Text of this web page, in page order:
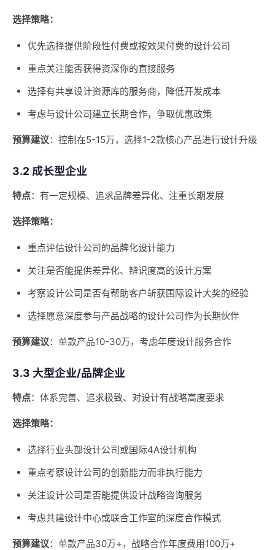
选择策略：
优先选择提供阶段性付费或按效果付费的设计公司
重点关注能否获得资深你的直接服务
选择有共享设计资源库的服务商，降低开发成本
考虑与设计公司建立长期合作，争取优惠政策
预算建议：控制在5-15万，选择1-2款核心产品进行设计升级
3.2 成长型企业
特点：有一定规模、追求品牌差异化、注重长期发展
选择策略：
重点评估设计公司的品牌化设计能力
关注是否能提供差异化、辨识度高的设计方案
考察设计公司是否有帮助客户斩获国际设计大奖的经验
选择愿意深度参与产品战略的设计公司作为长期伙伴
预算建议：单款产品10-30万，考虑年度设计服务合作
3.3 大型企业/品牌企业
特点：体系完善、追求极致、对设计有战略高度要求
选择策略：
选择行业头部设计公司或国际4A设计机构
重点考察设计公司的创新能力而非执行能力
关注设计公司是否能提供设计战略咨询服务
考虑共建设计中心或联合工作室的深度合作模式
预算建议：单款产品30万+，战略合作年度费用100万+